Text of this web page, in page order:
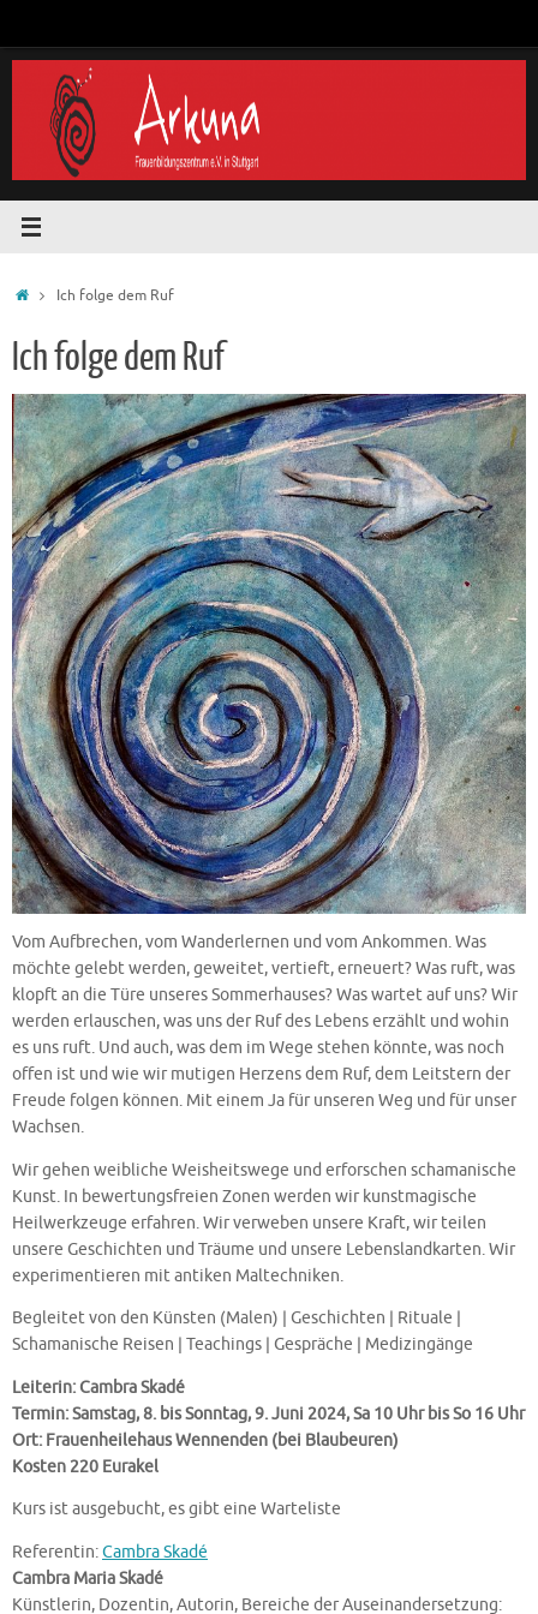
springen
StartIch folge dem Ruf
Ich folge dem Ruf
Vom Aufbrechen, vom Wanderlernen und vom Ankommen. Was
möchte gelebt werden, geweitet, vertieft, erneuert? Was ruft, was
klopft an die Türe unseres Sommerhauses? Was wartet auf uns? Wir
werden erlauschen, was uns der Ruf des Lebens erzählt und wohin
es uns ruft. Und auch, was dem im Wege stehen könnte, was noch
offen ist und wie wir mutigen Herzens dem Ruf, dem Leitstern der
Freude folgen können. Mit einem Ja für unseren Weg und für unser
Wachsen.
Wir gehen weibliche Weisheitswege und erforschen schamanische
Kunst. In bewertungsfreien Zonen werden wir kunstmagische
Heilwerkzeuge erfahren. Wir verweben unsere Kraft, wir teilen
unsere Geschichten und Träume und unsere Lebenslandkarten. Wir
experimentieren mit antiken Maltechniken.
Begleitet von den Künsten (Malen) | Geschichten | Rituale |
Schamanische Reisen | Teachings | Gespräche | Medizingänge
Leiterin: Cambra Skadé
Termin: Samstag, 8. bis Sonntag, 9. Juni 2024, Sa 10 Uhr bis So 16 Uhr
Ort: Frauenheilehaus Wennenden (bei Blaubeuren)
Kosten 220 Eurakel
Kurs ist ausgebucht, es gibt eine Warteliste
Referentin:Cambra Skadé
Cambra Maria Skadé
Künstlerin, Dozentin, Autorin, Bereiche der Auseinandersetzung: